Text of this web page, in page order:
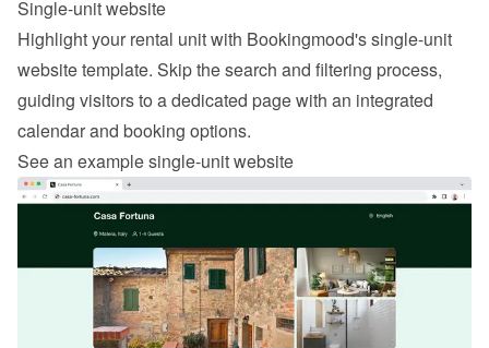
Single-unit website
Highlight your rental unit with Bookingmood's single-unit
website template. Skip the search and filtering process,
guiding visitors to a dedicated page with an integrated
calendar and booking options.
See an example single-unit website